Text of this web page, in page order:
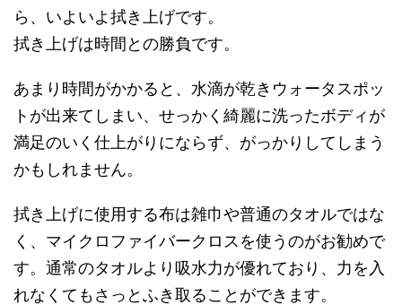
ら、いよいよ拭き上げです。
拭き上げは時間との勝負です。
あまり時間がかかると、水滴が乾きウォータスポッ
トが出来てしまい、せっかく綺麗に洗ったボディが
満足のいく仕上がりにならず、がっかりしてしまう
かもしれません。
拭き上げに使用する布は雑巾や普通のタオルではな
く、マイクロファイバークロスを使うのがお勧めで
す。通常のタオルより吸水力が優れており、力を入
れなくてもさっとふき取ることができます。